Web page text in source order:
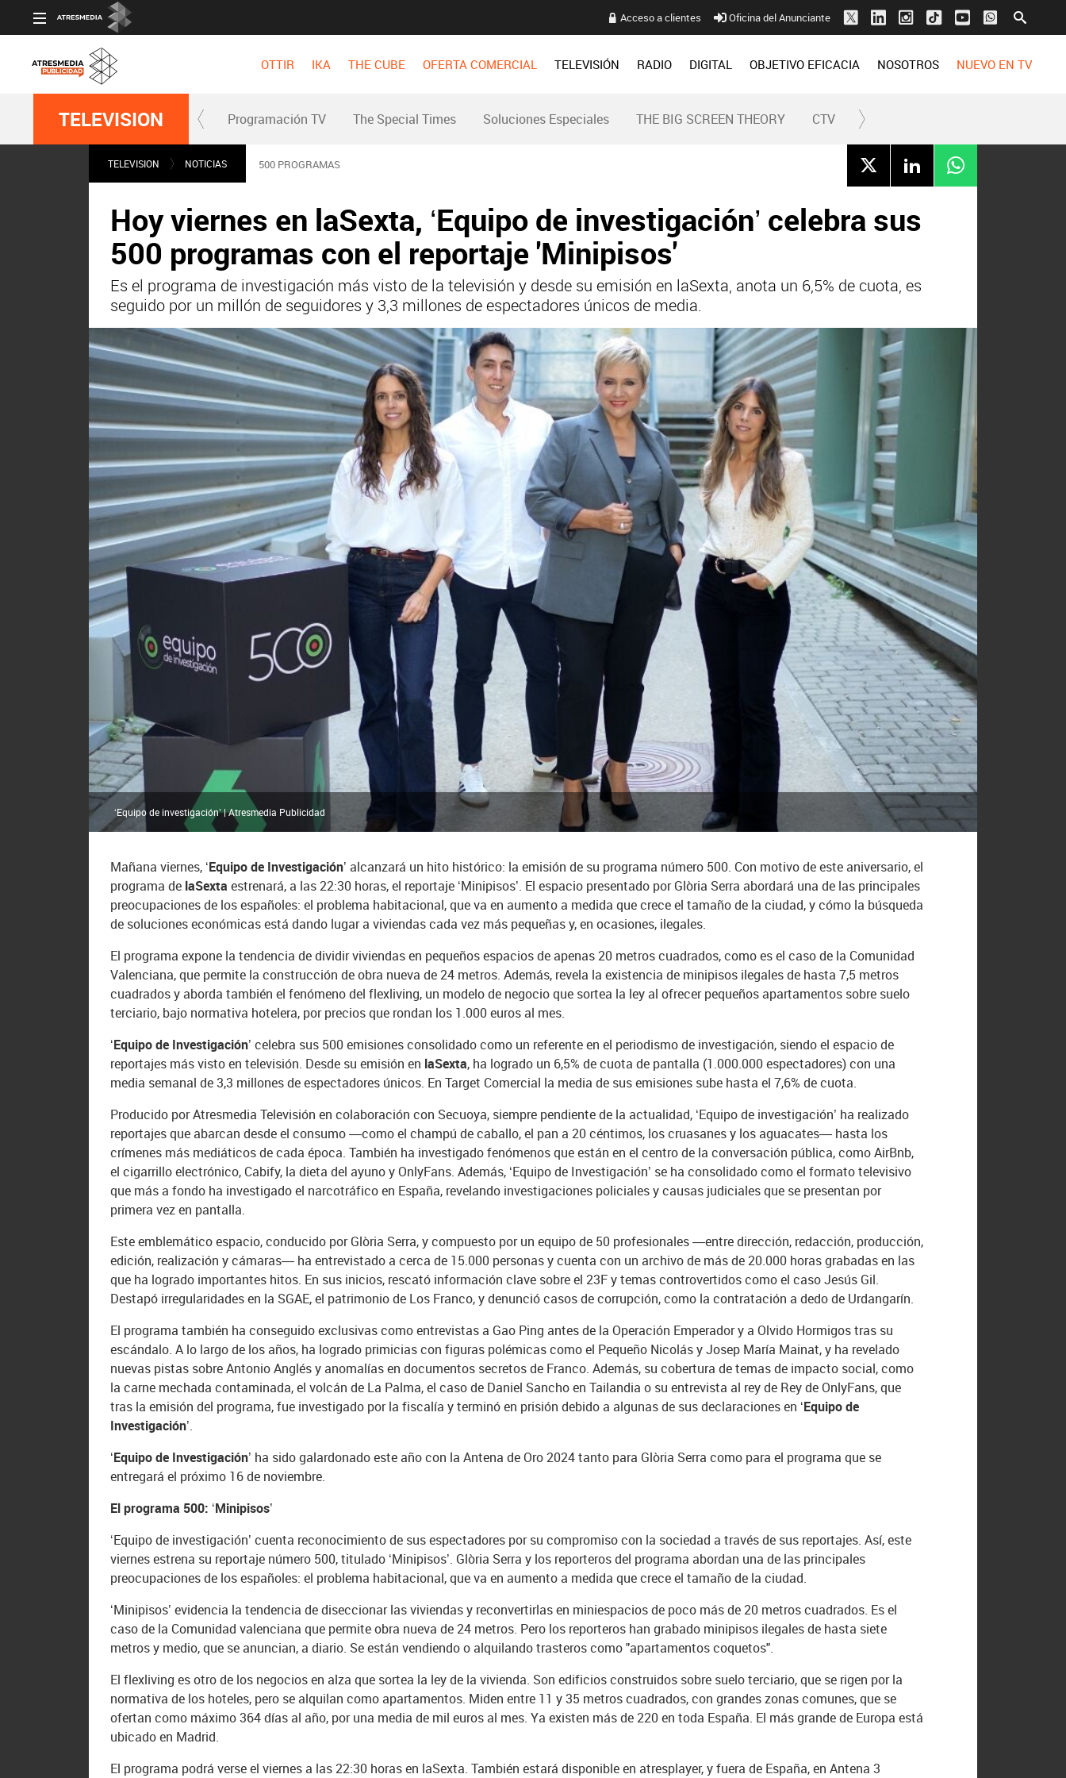
Acceso a clientes Oficina del Anunciante
OTTIR IKA THE CUBE OFERTA COMERCIAL TELEVISIÓN RADIO DIGITAL OBJETIVO EFICACIA NOSOTROS NUEVO EN TV
TELEVISION Programación TV The Special Times Soluciones Especiales THE BIG SCREEN THEORY CTV
TELEVISION NOTICIAS 500 PROGRAMAS
Hoy viernes en laSexta, ‘Equipo de investigación’ celebra sus
500 programas con el reportaje 'Minipisos'
Es el programa de investigación más visto de la televisión y desde su emisión en laSexta, anota un 6,5% de cuota, es
seguido por un millón de seguidores y 3,3 millones de espectadores únicos de media.
‘Equipo de investigación’ | Atresmedia Publicidad
Mañana viernes, ‘Equipo de Investigación’alcanzará un hito histórico: la emisión de su programa número 500. Con motivo de este aniversario, el
programa de laSexta estrenará, a las 22:30 horas, el reportaje ‘Minipisos’. El espacio presentado por Glòria Serra abordará una de las principales
preocupaciones de los españoles: el problema habitacional, que va en aumento a medida que crece el tamaño de la ciudad, y cómo la búsqueda
de soluciones económicas está dando lugar a viviendas cada vez más pequeñas y, en ocasiones, ilegales.
El programa expone la tendencia de dividir viviendas en pequeños espacios de apenas 20 metros cuadrados, como es el caso de la Comunidad
Valenciana, que permite la construcción de obra nueva de 24 metros. Además, revela la existencia de minipisos ilegales de hasta 7,5 metros
cuadrados y aborda también el fenómeno del flexliving, un modelo de negocio que sortea la ley al ofrecer pequeños apartamentos sobre suelo
terciario, bajo normativa hotelera, por precios que rondan los 1.000 euros al mes.
‘Equipo de Investigación’celebra sus 500 emisiones consolidado como un referente en el periodismo de investigación, siendo el espacio de
reportajes más visto en televisión. Desde su emisión en laSexta, ha logrado un 6,5% de cuota de pantalla (1.000.000 espectadores) con una
media semanal de 3,3 millones de espectadores únicos. En Target Comercial la media de sus emisiones sube hasta el 7,6% de cuota.
Producido por Atresmedia Televisión en colaboración con Secuoya, siempre pendiente de la actualidad, ‘Equipo de investigación’ ha realizado
reportajes que abarcan desde el consumo —como el champú de caballo, el pan a 20 céntimos, los cruasanes y los aguacates— hasta los
crímenes más mediáticos de cada época. También ha investigado fenómenos que están en el centro de la conversación pública, como AirBnb,
el cigarrillo electrónico, Cabify, la dieta del ayuno y OnlyFans. Además, ‘Equipo de Investigación’ se ha consolidado como el formato televisivo
que más a fondo ha investigado el narcotráfico en España, revelando investigaciones policiales y causas judiciales que se presentan por
primera vez en pantalla.
Este emblemático espacio, conducido por Glòria Serra, y compuesto por un equipo de 50 profesionales —entre dirección, redacción, producción,
edición, realización y cámaras— ha entrevistado a cerca de 15.000 personas y cuenta con un archivo de más de 20.000 horas grabadas en las
que ha logrado importantes hitos. En sus inicios, rescató información clave sobre el 23F y temas controvertidos como el caso Jesús Gil.
Destapó irregularidades en la SGAE, el patrimonio de Los Franco, y denunció casos de corrupción, como la contratación a dedo de Urdangarín.
El programa también ha conseguido exclusivas como entrevistas a Gao Ping antes de la Operación Emperador y a Olvido Hormigos tras su
escándalo. A lo largo de los años, ha logrado primicias con figuras polémicas como el Pequeño Nicolás y Josep María Mainat, y ha revelado
nuevas pistas sobre Antonio Anglés y anomalías en documentos secretos de Franco. Además, su cobertura de temas de impacto social, como
la carne mechada contaminada, el volcán de La Palma, el caso de Daniel Sancho en Tailandia o su entrevista al rey de Rey de OnlyFans, que
tras la emisión del programa, fue investigado por la fiscalía y terminó en prisión debido a algunas de sus declaraciones en ‘Equipo de
Investigación’.
‘Equipo de Investigación’ ha sido galardonado este año con la Antena de Oro 2024 tanto para Glòria Serra como para el programa que se
entregará el próximo 16 de noviembre.
El programa 500: ‘Minipisos’
‘Equipo de investigación’ cuenta reconocimiento de sus espectadores por su compromiso con la sociedad a través de sus reportajes. Así, este
viernes estrena su reportaje número 500, titulado ‘Minipisos’. Glòria Serra y los reporteros del programa abordan una de las principales
preocupaciones de los españoles: el problema habitacional, que va en aumento a medida que crece el tamaño de la ciudad.
‘Minipisos’ evidencia la tendencia de diseccionar las viviendas y reconvertirlas en miniespacios de poco más de 20 metros cuadrados. Es el
caso de la Comunidad valenciana que permite obra nueva de 24 metros. Pero los reporteros han grabado minipisos ilegales de hasta siete
metros y medio, que se anuncian, a diario. Se están vendiendo o alquilando trasteros como "apartamentos coquetos".
El flexliving es otro de los negocios en alza que sortea la ley de la vivienda. Son edificios construidos sobre suelo terciario, que se rigen por la
normativa de los hoteles, pero se alquilan como apartamentos. Miden entre 11 y 35 metros cuadrados, con grandes zonas comunes, que se
ofertan como máximo 364 días al año, por una media de mil euros al mes. Ya existen más de 220 en toda España. El más grande de Europa está
ubicado en Madrid.
El programa podrá verse el viernes a las 22:30 horas en laSexta. También estará disponible en atresplayer, y fuera de España, en Antena 3